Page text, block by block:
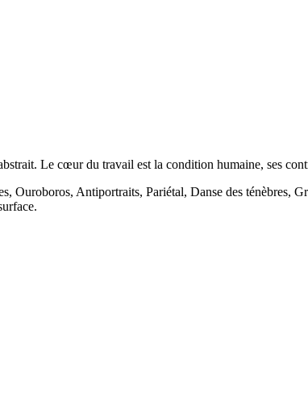
Le cœur du travail est la condition humaine, ses
Ouroboros, Antiportraits, Pariétal, Danse des ténèbres,